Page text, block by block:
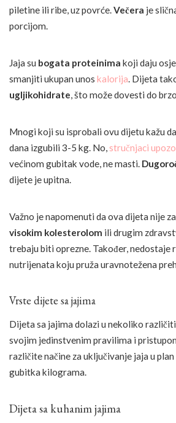
piletine ili ribe, uz povrće.Večera je
porcijom.
Jaja su bogata proteinima koji daju
smanjiti ukupan unos kalorija. Dijeta
ugljikohidrate, što može dovesti do
Mnogi koji su isprobali ovu dijetu kažu
dana izgubili 3-5 kg. No, stručnjaci
većinom gubitak vode, ne masti.
dijete je upitna.
Važno je napomenuti da ova dijeta nije
visokim kolesterolom ili drugim
trebaju biti oprezne. Također, nedostaje
nutrijenata koju pruža uravnotežena
Vrste dijete sa jajima
Dijeta sa jajima dolazi u nekoliko
svojim jedinstvenim pravilima i
različite načine za uključivanje jaja u
gubitka kilograma.
Dijeta sa kuhanim jajima